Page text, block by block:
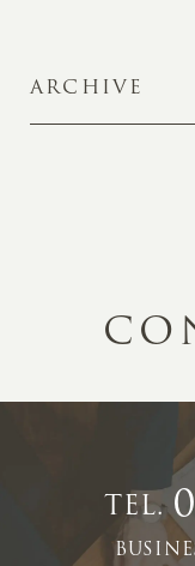
ARCHIVE
CO
TEL.